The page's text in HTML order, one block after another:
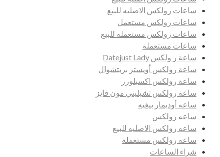
ساعات رولكس الاصليه للبيع
ساعات رولكس مستعمل
ساعات رولكس مستعمله للبيع
ساعات مستعملة
ساعة ر ولكس Datejust Lady
ساعة رولكس أويستر بربتشوال
ساعة رولكس اكسبلورر
ساعة رولكس تشيليني مون فايز
ساعه أوديمار بيغيه
ساعه رولكس
ساعه رولكس الاصليه للبيع
ساعه رولكس مستعملة
شراء الساعات